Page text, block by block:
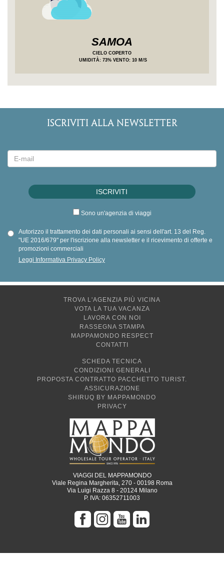
SAMOA
CIELO COPERTO
UMIDITÀ: 73% VENTO: 10 M/S
ISCRIVITI ALLA NEWSLETTER
Sono un'agenzia di viaggi
Autorizzo il trattamento dei dati personali ai sensi dell'art. 13 del Reg.
"UE 2016/679" per l'iscrizione alla newsletter e il ricevimento di offerte e
promozioni commerciali
Leggi Informativa Privacy Policy
TROVA L'AGENZIA PIÙ VICINA
VOTA LA TUA VACANZA
LAVORA CON NOI
RASSEGNA STAMPA
MAPPAMONDO RESPECT
CONTATTI
SCHEDA TECNICA
CONDIZIONI GENERALI
PROPOSTA CONTRATTO PACCHETTO TURIST.
ASSICURAZIONE
SHIRUQ BY MAPPAMONDO
PRIVACY
VIAGGI DEL MAPPAMONDO
Viale Regina Margherita, 270 - 00198 Roma
Via Luigi Razza 8 - 20124 Milano
P. IVA: 06352711003